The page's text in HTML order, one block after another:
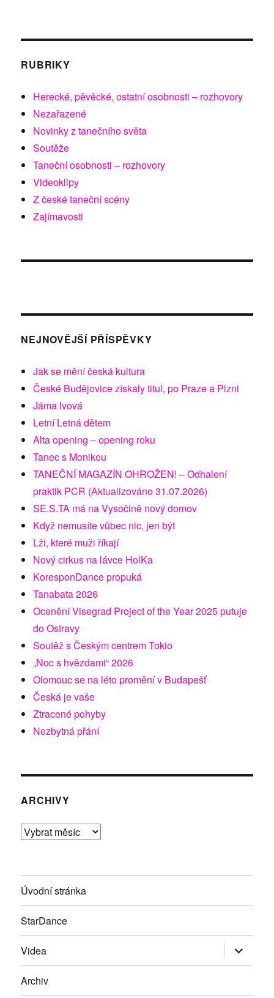
RUBRIKY
Herecké, pěvěcké, ostatní osobnosti – rozhovory
Nezařazené
Novinky z tanečního světa
Soutěže
Taneční osobnosti – rozhovory
Videoklipy
Z české taneční scény
Zajímavosti
NEJNOVĚJŠÍ PŘÍSPĚVKY
Jak se mění česká kultura
České Budějovice získaly titul, po Praze a Plzni
Jáma lvová
Letní Letná dětem
Alta opening – opening roku
Tanec s Monikou
TANEČNÍ MAGAZÍN OHROŽEN! – Odhalení
praktik PCR (Aktualizováno 31.07.2026)
SE.S.TA má na Vysočině nový domov
Když nemusíte vůbec nic, jen být
Lži, které muži říkají
Nový cirkus na lávce HolKa
KoresponDance propuká
Tanabata 2026
Ocenění Visegrad Project of the Year 2025 putuje
do Ostravy
Soutěž s Českým centrem Tokio
„Noc s hvězdami“ 2026
Olomouc se na léto promění v Budapešť
Česká je vaše
Ztracené pohyby
Nezbytná přání
ARCHIVY
Archivy
Úvodní stránka
StarDance
Videa Zobrazit
položky
Archiv